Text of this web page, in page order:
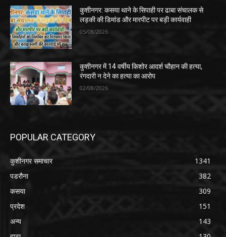
कुशीनगर: कसया थाने के सिपाही पर ढाबा संचालक से
लड़की की डिमांड और मारपीट पर बड़ी कार्यवाही
05/08/2026
कुशीनगर में 14 वर्षीय किशोर आदर्श चौहान की हत्या,
रंगदारी न देने का हत्या का आरोप
02/08/2026
POPULAR CATEGORY
कुशीनगर समाचार
1341
पडरौना
382
कसया
309
प्रदेश
151
अन्य
143